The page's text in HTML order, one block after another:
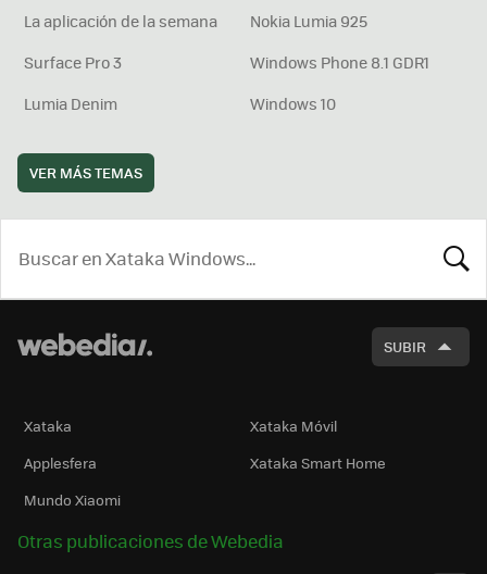
La aplicación de la semana
Nokia Lumia 925
Surface Pro 3
Windows Phone 8.1 GDR1
Lumia Denim
Windows 10
VER MÁS TEMAS
SUBIR
Xataka
Xataka Móvil
Applesfera
Xataka Smart Home
Mundo Xiaomi
Otras publicaciones de Webedia